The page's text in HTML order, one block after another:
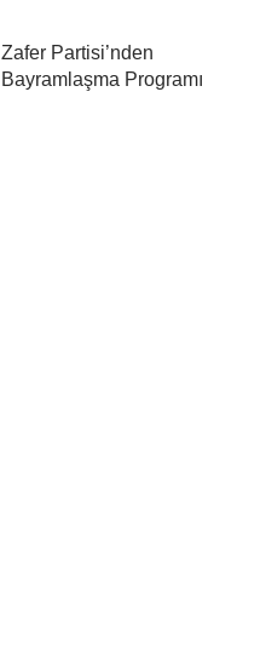
Zafer Partisi’nden
Bayramlaşma Programı